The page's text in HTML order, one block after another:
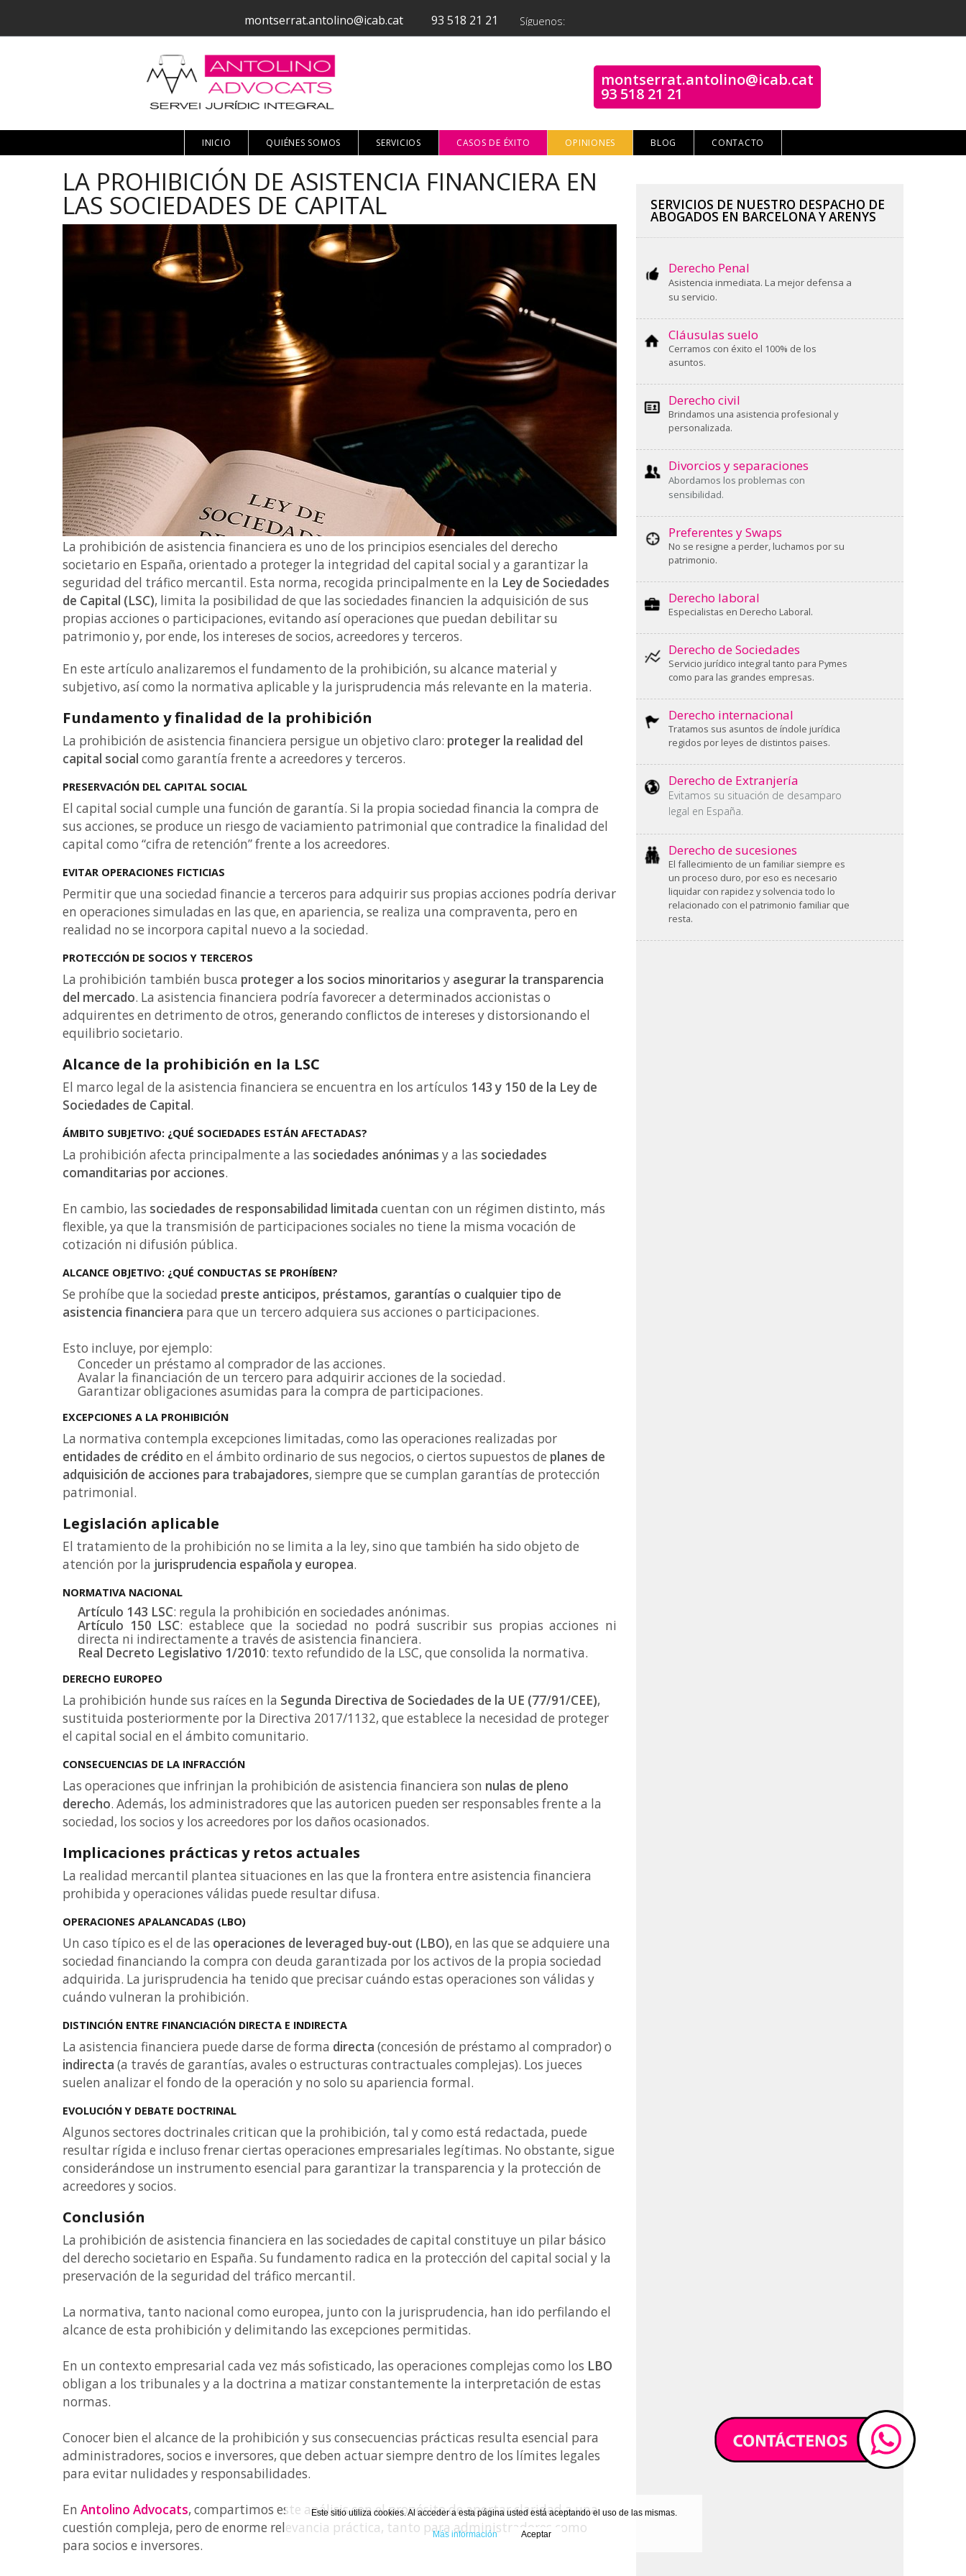
montserrat.antolino@icab.cat 93 518 21 21 Síguenos:
montserrat.antolino@icab.cat
93 518 21 21
INICIO QUIÉNES SOMOS SERVICIOS CASOS DE ÉXITO OPINIONES BLOG CONTACTO
LA PROHIBICIÓN DE ASISTENCIA FINANCIERA EN
LAS SOCIEDADES DE CAPITAL
La prohibición de asistencia financiera es uno de los principios esenciales del derecho
societario en España, orientado a proteger la integridad del capital social y a garantizar la
seguridad del tráfico mercantil. Esta norma, recogida principalmente en la Ley de Sociedades
de Capital (LSC), limita la posibilidad de que las sociedades financien la adquisición de sus
propias acciones o participaciones, evitando así operaciones que puedan debilitar su
patrimonio y, por ende, los intereses de socios, acreedores y terceros.
En este artículo analizaremos el fundamento de la prohibición, su alcance material y
subjetivo, así como la normativa aplicable y la jurisprudencia más relevante en la materia.
Fundamento y finalidad de la prohibición
La prohibición de asistencia financiera persigue un objetivo claro: proteger la realidad del
capital social como garantía frente a acreedores y terceros.
PRESERVACIÓN DEL CAPITAL SOCIAL
El capital social cumple una función de garantía. Si la propia sociedad financia la compra de
sus acciones, se produce un riesgo de vaciamiento patrimonial que contradice la finalidad del
capital como “cifra de retención” frente a los acreedores.
EVITAR OPERACIONES FICTICIAS
Permitir que una sociedad financie a terceros para adquirir sus propias acciones podría derivar
en operaciones simuladas en las que, en apariencia, se realiza una compraventa, pero en
realidad no se incorpora capital nuevo a la sociedad.
PROTECCIÓN DE SOCIOS Y TERCEROS
La prohibición también busca proteger a los socios minoritarios y asegurar la transparencia
del mercado. La asistencia financiera podría favorecer a determinados accionistas o
adquirentes en detrimento de otros, generando conflictos de intereses y distorsionando el
equilibrio societario.
Alcance de la prohibición en la LSC
El marco legal de la asistencia financiera se encuentra en los artículos 143 y 150 de la Ley de
Sociedades de Capital.
ÁMBITO SUBJETIVO: ¿QUÉ SOCIEDADES ESTÁN AFECTADAS?
La prohibición afecta principalmente a las sociedades anónimas y a las sociedades
comanditarias por acciones.
En cambio, las sociedades de responsabilidad limitada cuentan con un régimen distinto, más
flexible, ya que la transmisión de participaciones sociales no tiene la misma vocación de
cotización ni difusión pública.
ALCANCE OBJETIVO: ¿QUÉ CONDUCTAS SE PROHÍBEN?
Se prohíbe que la sociedad preste anticipos, préstamos, garantías o cualquier tipo de
asistencia financiera para que un tercero adquiera sus acciones o participaciones.
Esto incluye, por ejemplo:
Conceder un préstamo al comprador de las acciones.
Avalar la financiación de un tercero para adquirir acciones de la sociedad.
Garantizar obligaciones asumidas para la compra de participaciones.
EXCEPCIONES A LA PROHIBICIÓN
La normativa contempla excepciones limitadas, como las operaciones realizadas por
entidades de crédito en el ámbito ordinario de sus negocios, o ciertos supuestos de planes de
adquisición de acciones para trabajadores, siempre que se cumplan garantías de protección
patrimonial.
Legislación aplicable
El tratamiento de la prohibición no se limita a la ley, sino que también ha sido objeto de
atención por la jurisprudencia española y europea.
NORMATIVA NACIONAL
Artículo 143 LSC: regula la prohibición en sociedades anónimas.
Artículo 150 LSC: establece que la sociedad no podrá suscribir sus propias acciones ni
directa ni indirectamente a través de asistencia financiera.
Real Decreto Legislativo 1/2010: texto refundido de la LSC, que consolida la normativa.
DERECHO EUROPEO
La prohibición hunde sus raíces en la Segunda Directiva de Sociedades de la UE (77/91/CEE),
sustituida posteriormente por la Directiva 2017/1132, que establece la necesidad de proteger
el capital social en el ámbito comunitario.
CONSECUENCIAS DE LA INFRACCIÓN
Las operaciones que infrinjan la prohibición de asistencia financiera son nulas de pleno
derecho. Además, los administradores que las autoricen pueden ser responsables frente a la
sociedad, los socios y los acreedores por los daños ocasionados.
Implicaciones prácticas y retos actuales
La realidad mercantil plantea situaciones en las que la frontera entre asistencia financiera
prohibida y operaciones válidas puede resultar difusa.
OPERACIONES APALANCADAS (LBO)
Un caso típico es el de las operaciones de leveraged buy-out (LBO), en las que se adquiere una
sociedad financiando la compra con deuda garantizada por los activos de la propia sociedad
adquirida. La jurisprudencia ha tenido que precisar cuándo estas operaciones son válidas y
cuándo vulneran la prohibición.
DISTINCIÓN ENTRE FINANCIACIÓN DIRECTA E INDIRECTA
La asistencia financiera puede darse de forma directa (concesión de préstamo al comprador) o
indirecta (a través de garantías, avales o estructuras contractuales complejas). Los jueces
suelen analizar el fondo de la operación y no solo su apariencia formal.
EVOLUCIÓN Y DEBATE DOCTRINAL
Algunos sectores doctrinales critican que la prohibición, tal y como está redactada, puede
resultar rígida e incluso frenar ciertas operaciones empresariales legítimas. No obstante, sigue
considerándose un instrumento esencial para garantizar la transparencia y la protección de
acreedores y socios.
Conclusión
La prohibición de asistencia financiera en las sociedades de capital constituye un pilar básico
del derecho societario en España. Su fundamento radica en la protección del capital social y la
preservación de la seguridad del tráfico mercantil.
La normativa, tanto nacional como europea, junto con la jurisprudencia, han ido perfilando el
alcance de esta prohibición y delimitando las excepciones permitidas.
En un contexto empresarial cada vez más sofisticado, las operaciones complejas como los LBO
obligan a los tribunales y a la doctrina a matizar constantemente la interpretación de estas
normas.
Conocer bien el alcance de la prohibición y sus consecuencias prácticas resulta esencial para
administradores, socios e inversores, que deben actuar siempre dentro de los límites legales
para evitar nulidades y responsabilidades.
En Antolino Advocats, compartimos este análisis con el propósito de aportar claridad a una
cuestión compleja, pero de enorme relevancia práctica, tanto para administradores como
para socios e inversores.
SERVICIOS DE NUESTRO DESPACHO DE
ABOGADOS EN BARCELONA Y ARENYS
Derecho Penal
Asistencia inmediata. La mejor defensa a
su servicio.
Cláusulas suelo
Cerramos con éxito el 100% de los
asuntos.
Derecho civil
Brindamos una asistencia profesional y
personalizada.
Divorcios y separaciones
Abordamos los problemas con
sensibilidad.
Preferentes y Swaps
No se resigne a perder, luchamos por su
patrimonio.
Derecho laboral
Especialistas en Derecho Laboral.
Derecho de Sociedades
Servicio jurídico integral tanto para Pymes
como para las grandes empresas.
Derecho internacional
Tratamos sus asuntos de índole jurídica
regidos por leyes de distintos paises.
Derecho de Extranjería
Evitamos su situación de desamparo
legal en España.
Derecho de sucesiones
El fallecimiento de un familiar siempre es
un proceso duro, por eso es necesario
liquidar con rapidez y solvencia todo lo
relacionado con el patrimonio familiar que
resta.
Este sitio utiliza cookies. Al acceder a esta página usted está aceptando el uso de las mismas.
Más información Aceptar